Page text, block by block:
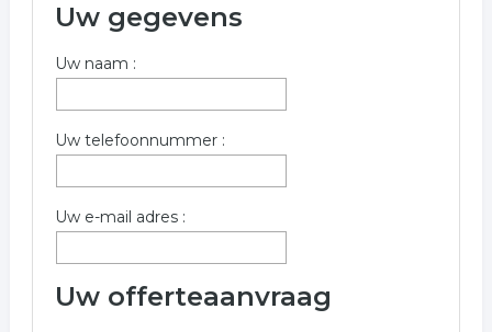
Meer informatie betreffende caravan bedrijf in Emmen
bedrijven zijn een koppeling tussen caravan bedrijf in
Trefwoorden:
caravan caravan huren caravan kopen
Uw gegevens
Uw naam :
Uw telefoonnummer :
Uw e-mail adres :
Uw offerteaanvraag